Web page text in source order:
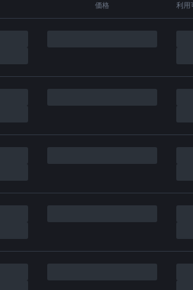
価格 利用